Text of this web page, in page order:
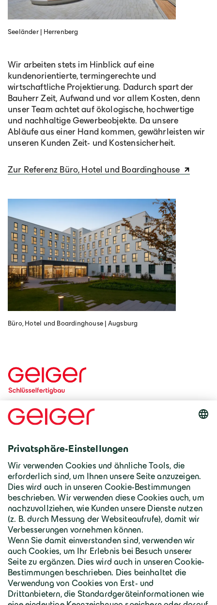
Freizeitimmobilien
Einzelhandel
Bürogebäude
Seeländer | Herrenberg
Wir arbeiten stets im Hinblick auf eine
kundenorientierte, termingerechte und
wirtschaftliche Projektierung. Dadurch spart der
Bauherr Zeit, Aufwand und vor allem Kosten, denn
unser Team achtet auf ökologische, hochwertige
und nachhaltige Gewerbeobjekte. Da unsere
Abläufe aus einer Hand kommen, gewährleisten wir
unseren Kunden Zeit- und Kostensicherheit.
Zur Referenz Büro, Hotel und Boardinghouse
Büro, Hotel und Boardinghouse | Augsburg
Deutschland | Deutsch